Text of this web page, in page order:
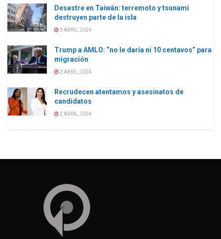
Desastre en Taiwán: terremoto y tsunami
destruyen parte de la isla
3 ABRIL, 2024
Trump a AMLO: “no le daría ni 10 centavos” para
migración
2 ABRIL, 2024
Recrudecen atentamos y asesinatos de
candidatos
2 ABRIL, 2024